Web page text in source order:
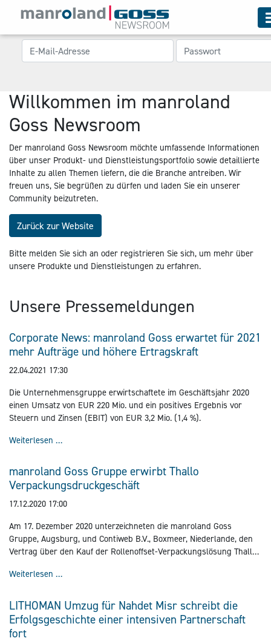
Willkommen im manroland
Goss Newsroom
Der manroland Goss Newsroom möchte umfassende Informationen
über unser Produkt- und Dienstleistungsportfolio sowie detaillierte
Inhalte zu allen Themen liefern, die die Branche antreiben. Wir
freuen uns, Sie begrüßen zu dürfen und laden Sie ein unserer
Community beizutreten.
Zurück zur Website
Bitte melden Sie sich an oder registrieren Sie sich, um mehr über
unsere Produkte und Dienstleistungen zu erfahren.
Unsere Pressemeldungen
Corporate News: manroland Goss erwartet für 2021
mehr Aufträge und höhere Ertragskraft
22.04.2021 17:30
Die Unternehmensgruppe erwirtschaftete im Geschäftsjahr 2020
einen Umsatz von EUR 220 Mio. und ein positives Ergebnis vor
Steuern und Zinsen (EBIT) von EUR 3,2 Mio. (1,4 %).
Weiterlesen …
manroland Goss Gruppe erwirbt Thallo
Verpackungsdruckgeschäft
17.12.2020 17:00
Am 17. Dezember 2020 unterzeichneten die manroland Goss
Gruppe, Augsburg, und Contiweb B.V., Boxmeer, Niederlande, den
Vertrag über den Kauf der Rollenoffset-Verpackungslösung Thallo,
Weiterlesen …
LITHOMAN Umzug für Nahdet Misr schreibt die
Erfolgsgeschichte einer intensiven Partnerschaft
fort